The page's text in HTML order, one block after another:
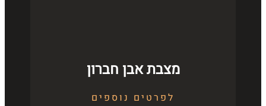
מצבת אבן חברון
לפרטים נוספים